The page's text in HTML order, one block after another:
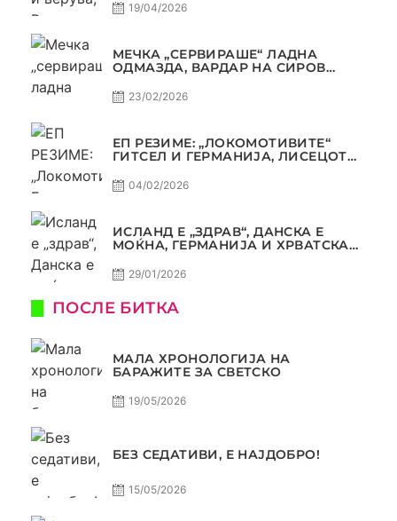
19/04/2026
МЕЧКА „СЕРВИРАШЕ“ ЛАДНА
ОДМАЗДА, ВАРДАР НА СИРОВ
АВТОКОМАНДА
23/02/2026
ЕП РЕЗИМЕ: „ЛОКОМОТИВИТЕ“
ГИТСЕЛ И ГЕРМАНИЈА, ЛИСЕЦОТ
04/02/2026
ИСЛАНД Е „ЗДРАВ“, ДАНСКА Е
МОЌНА, ГЕРМАНИЈА И ХРВАТСКА
29/01/2026
ПОСЛЕ БИТКА
МАЛА ХРОНОЛОГИЈА НА
БАРАЖИТЕ ЗА СВЕТСКО
19/05/2026
БЕЗ СЕДАТИВИ, Е НАЈДОБРО!
15/05/2026